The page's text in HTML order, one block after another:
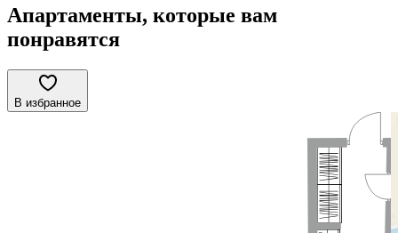
Апартаменты, которые вам
понравятся
В избранное